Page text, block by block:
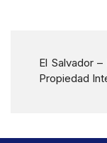
El Salvador
Propiedad